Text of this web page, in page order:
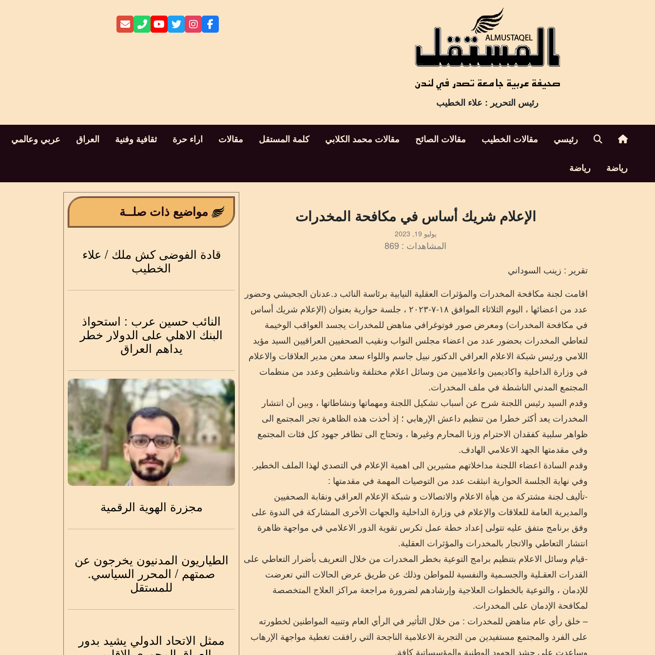
رئيس التحرير : علاء الخطيب
رئيسي مقالات الخطيب مقالات الصائح مقالات محمد الكلابي كلمة المستقل مقالات اراء حرة ثقافية وفنية العراق عربي وعالمي
رياضة رياضة
الإعلام شريك أساس في مكافحة المخدرات
يوليو 19, 2023
المشاهدات : 869
تقرير : زينب السوداني
اقامت لجنة مكافحة المخدرات والمؤثرات العقلية النيابية برئاسة النائب د.عدنان الجحيشي وحضور
عدد من اعضائها ، اليوم الثلاثاء الموافق ١٨-٧-٢٠٢٣ ، جلسة حوارية بعنوان (الإعلام شريك أساس
في مكافحة المخدرات) ومعرض صور فوتوغرافي مناهض للمخدرات يجسد العواقب الوخيمة
لتعاطي المخدرات بحضور عدد من اعضاء مجلس النواب ونقيب الصحفيين العراقيين السيد مؤيد
اللامي ورئيس شبكة الاعلام العراقي الدكتور نبيل جاسم واللواء سعد معن مدير العلاقات والاعلام
في وزارة الداخلية واكاديمين واعلاميين من وسائل اعلام مختلفة وناشطين وعدد من منظمات
المجتمع المدني الناشطة في ملف المخدرات.
وقدم السيد رئيس اللجنة شرح عن أسباب تشكيل اللجنة ومهماتها ونشاطاتها ، وبين أن انتشار
المخدرات يعد أكثر خطرا من تنظيم داعش الإرهابي ؛ إذ أخذت هذه الظاهرة تجر المجتمع الى
ظواهر سلبية كفقدان الاحترام وزنا المحارم وغيرها ، وتحتاج الى تظافر جهود كل فئات المجتمع
وفي مقدمتها الجهد الاعلامي الهادف.
وقدم السادة اعضاء اللجنة مداخلاتهم مشيرين الى اهمية الإعلام في التصدي لهذا الملف الخطير.
وفي نهاية الجلسة الحوارية انبثقت عدد من التوصيات المهمة في مقدمتها :
-تأليف لجنة مشتركة من هيأة الاعلام والاتصالات و شبكة الإعلام العراقي ونقابة الصحفيين
والمديرية العامة للعلاقات والإعلام في وزارة الداخلية والجهات الأخرى المشاركة في الندوة على
وفق برنامج متفق عليه تتولى إعداد خطة عمل تكرس تقوية الدور الاعلامي في مواجهة ظاهرة
انتشار التعاطي والاتجار بالمخدرات والمؤثرات العقلية.
-قيام وسائل الاعلام بتنظيم برامج التوعية بخطر المخدرات من خلال التعريف بأضرار التعاطي على
القدرات العقـلية والجسـمية والنفسية للمواطن وذلك عن طريق عرض الحالات التي تعرضت
للإدمان ، والتوعية بالخطوات العلاجية وإرشادهم لضرورة مراجعة مراكز العلاج المتخصصة
لمكافحة الإدمان على المخدرات.
– خلق رأي عام مناهض للمخدرات : من خلال التأثير في الرأي العام وتنبيه المواطنين لخطورته
على الفرد والمجتمع مستفيدين من التجربة الاعلامية الناجحة التي رافقت تغطية مواجهة الإرهاب
وساعدت على حشد الجهود الوطنية والمؤسساتية كافة.
مواضيع ذات صلــة
قادة الفوضى كش ملك / علاء
الخطيب
النائب حسين عرب : استحواذ
البنك الاهلي على الدولار خطر
يداهم العراق
مجزرة الهوية الرقمية
الطياريون المدنيون يخرجون عن
صمتهم / المحرر السياسي.
للمستقل
ممثل الاتحاد الدولي يشيد بدور